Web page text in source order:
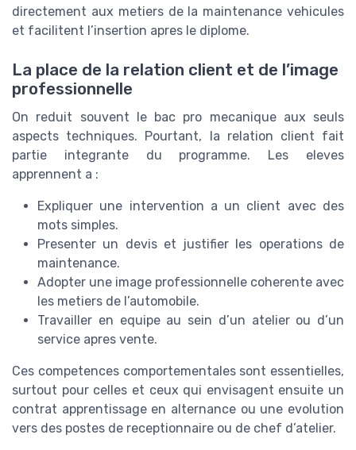
directement aux metiers de la maintenance vehicules
et facilitent l’insertion apres le diplome.
La place de la relation client et de l’image
professionnelle
On reduit souvent le bac pro mecanique aux seuls
aspects techniques. Pourtant, la relation client fait
partie integrante du programme. Les eleves
apprennent a :
Expliquer une intervention a un client avec des
mots simples.
Presenter un devis et justifier les operations de
maintenance.
Adopter une image professionnelle coherente avec
les metiers de l’automobile.
Travailler en equipe au sein d’un atelier ou d’un
service apres vente.
Ces competences comportementales sont essentielles,
surtout pour celles et ceux qui envisagent ensuite un
contrat apprentissage en alternance ou une evolution
vers des postes de receptionnaire ou de chef d’atelier.